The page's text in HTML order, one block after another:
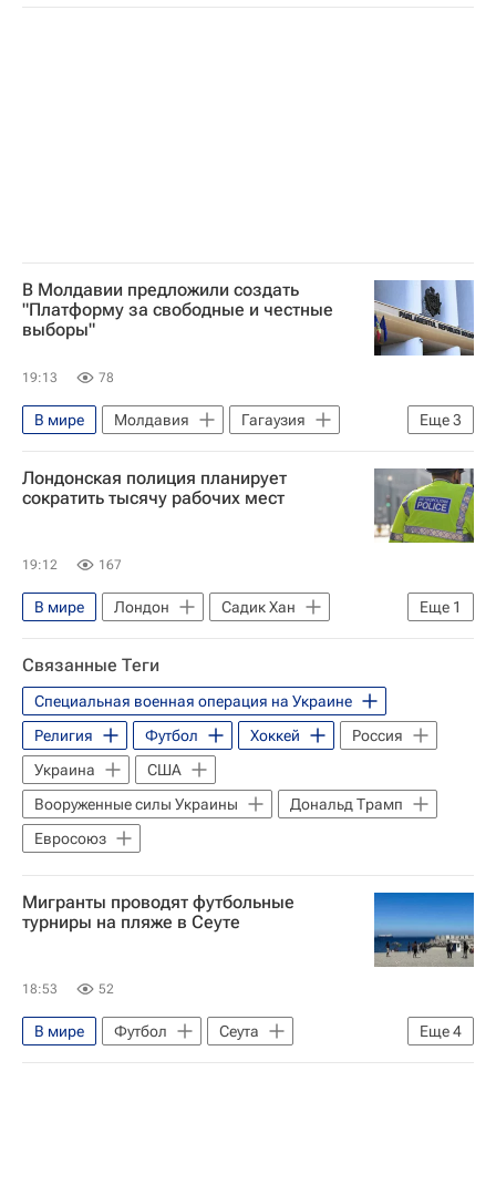
Специальная военная операция на Украине
В Молдавии предложили создать
"Платформу за свободные и честные
выборы"
19:13 78
Еще3
В мире Молдавия
Гагаузия
Кишинев
Владимир Воронин
Евгения Гуцул
Лондонская полиция планирует
сократить тысячу рабочих мест
19:12 167
Еще 1
В мире Лондон
Садик Хан
Скотленд-Ярд
Связанные Теги
Специальная военная операция на Украине
Религия
Футбол Хоккей
Россия
Украина
США
Вооруженные силы Украины
Дональд Трамп
Евросоюз
Мигранты проводят футбольные
турниры на пляже в Сеуте
18:53 52
Еще4
В мире Футбол
Сеута
Северная Африка
Марокко